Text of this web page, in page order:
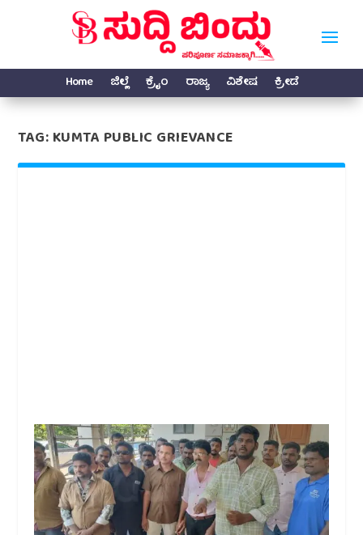
Home ಜಿಲ್ಲೆ ಕ್ರೈಂ ರಾಜ್ಯ ವಿಶೇಷ ಕ್ರೀಡೆ
TAG:KUMTA PUBLIC GRIEVANCE